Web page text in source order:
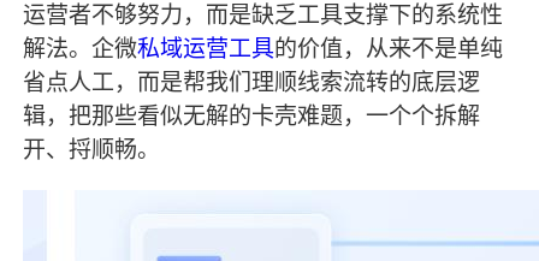
运营者不够努力，而是缺乏工具支撑下的系统性
解法。企微私域运营工具的价值，从来不是单纯
省点人工，而是帮我们理顺线索流转的底层逻
辑，把那些看似无解的卡壳难题，一个个拆解
开、捋顺畅。